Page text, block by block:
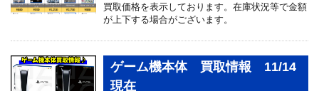
買取価格を表示しております。在庫状況等で金額
が上下する場合がございます。
ゲーム機本体 買取情報 11/14
現在